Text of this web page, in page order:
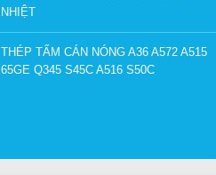
NHIỆT
THÉP TẤM CÁN NÓNG A36 A572 A515
65GE Q345 S45C A516 S50C